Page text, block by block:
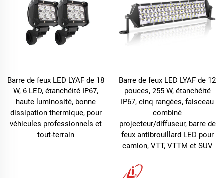
Barre de feux LED LYAF de 18
W, 6 LED, étanchéité IP67,
haute luminosité, bonne
dissipation thermique, pour
véhicules professionnels et
tout-terrain
Barre de feux LED LYAF de 12
pouces, 255 W, étanchéité
IP67, cinq rangées, faisceau
combiné
projecteur/diffuseur, barre de
feux antibrouillard LED pour
camion, VTT, VTTM et SUV